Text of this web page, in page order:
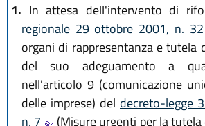
1. In attesa dell'intervento di
regionale 29 ottobre 2001, n. 32
organi di rappresentanza e tutela
del suo adeguamento a
nell'articolo 9 (comunicazione
delle imprese) del decreto-legge
n. 7
(Misure urgenti per la